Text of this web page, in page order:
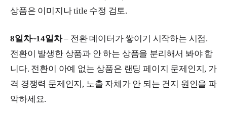
상품은 이미지나 title 수정 검토.
8일차~14일차– 전환 데이터가 쌓이기 시작하는 시점.
전환이 발생한 상품과 안 하는 상품을 분리해서 봐야 합
니다. 전환이 아예 없는 상품은 랜딩 페이지 문제인지, 가
격 경쟁력 문제인지, 노출 자체가 안 되는 건지 원인을 파
악하세요.